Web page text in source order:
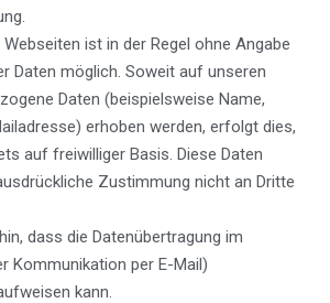
ist in der Regel ohne Angabe
Daten möglich. Soweit auf unseren
Daten (beispielsweise Name,
erhoben werden, erfolgt dies,
auf freiwilliger Basis. Diese Daten
Zustimmung nicht an Dritte
dass die Datenübertragung im
Kommunikation per E-Mail)
kann.